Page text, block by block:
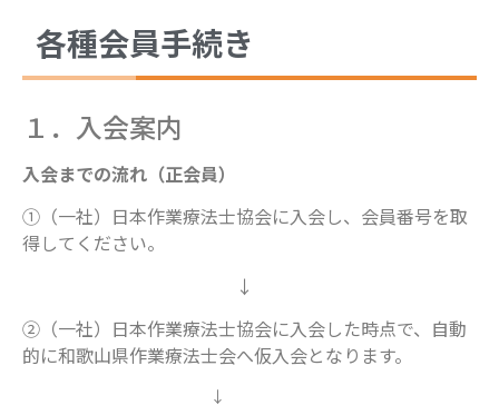
各種会員手続き
１．入会案内
入会までの流れ（正会員）
①（一社）日本作業療法士協会に入会し、会員番号を取
得してください。
↓
②（一社）日本作業療法士協会に入会した時点で、自動
的に和歌山県作業療法士会へ仮入会となります。
↓